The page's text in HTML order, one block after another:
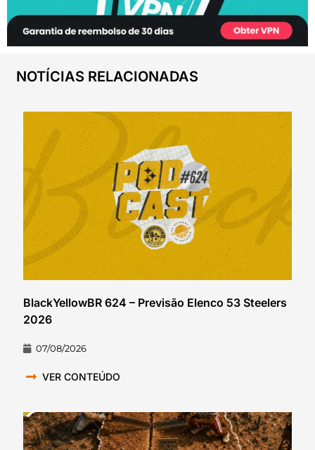
NOTÍCIAS RELACIONADAS
BlackYellowBR 624 – Previsão Elenco 53 Steelers
2026
07/08/2026
VER CONTEÚDO